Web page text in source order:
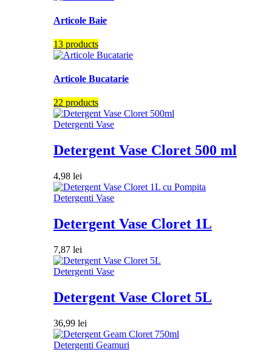
Articole Baie
13 products
Articole Bucatarie
22 products
Detergenti Vase
Detergent Vase Cloret 500 ml
4,98 lei
Detergenti Vase
Detergent Vase Cloret 1L
7,87 lei
Detergenti Vase
Detergent Vase Cloret 5L
36,99 lei
Detergenti Geamuri